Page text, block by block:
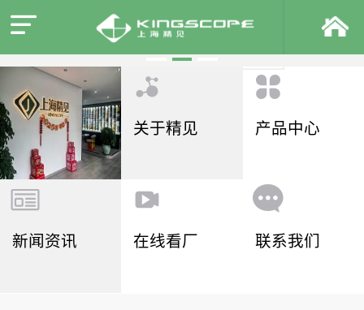
关于精见 产品中心
新闻资讯 在线看厂 联系我们